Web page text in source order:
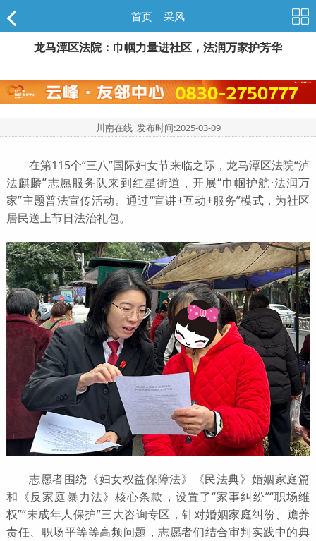
首页 采风
龙马潭区法院：巾帼力量进社区，法润万家护芳华
川南在线 发布时间:2025-03-09
在第115个“三八”国际妇女节来临之际，龙马潭区法院“泸
法麒麟”志愿服务队来到红星街道，开展“巾帼护航·法润万
家”主题普法宣传活动。通过“宣讲+互动+服务”模式，为社区
居民送上节日法治礼包。
志愿者围绕《妇女权益保障法》《民法典》婚姻家庭篇
和《反家庭暴力法》核心条款，设置了“家事纠纷”“职场维
权”“未成年人保护”三大咨询专区，针对婚姻家庭纠纷、赡养
责任、职场平等等高频问题，志愿者们结合审判实践中的典